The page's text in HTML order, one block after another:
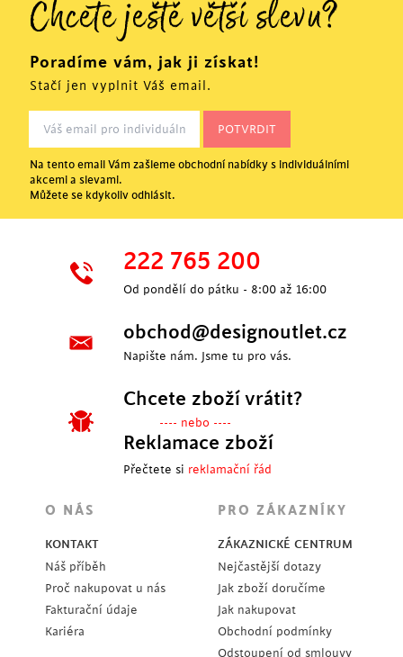
Chcete ještě větší slevu?
Poradíme vám, jak ji získat!
Stačí jen vyplnit Váš email.
Na tento email Vám zašleme obchodní nabídky s individuálními
akcemi a slevami.
Můžete se kdykoliv odhlásit.
222 765 200
Od pondělí do pátku - 8:00 až 16:00
obchod@designoutlet.cz
Napište nám. Jsme tu pro vás.
Chcete zboží vrátit?
---- nebo ----
Reklamace zboží
Přečtete si reklamační řád
O NÁS
KONTAKT
Náš příběh
Proč nakupovat u nás
Fakturační údaje
Kariéra
PRO ZÁKAZNÍKY
ZÁKAZNICKÉ CENTRUM
Nejčastější dotazy
Jak zboží doručíme
Jak nakupovat
Obchodní podmínky
Odstoupení od smlouvy